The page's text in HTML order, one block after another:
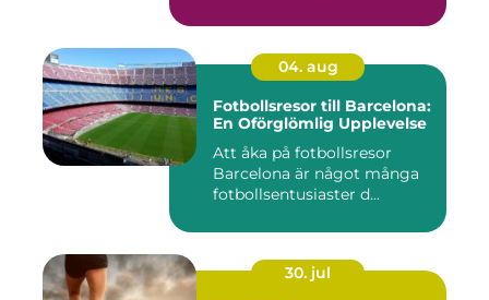
04. aug
Fotbollsresor till Barcelona:
En Oförglömlig Upplevelse
Att åka på fotbollsresor
Barcelona är något många
fotbollsentusiaster d...
30. jul